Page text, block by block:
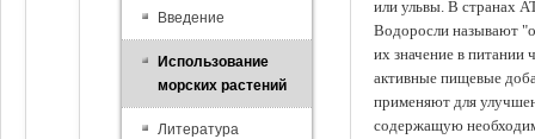
или ульвы. В странах
Водоросли называют
их значение в питании
активные пищевые
применяют для
содержащую
Введение
Использование
морских растений
Литература